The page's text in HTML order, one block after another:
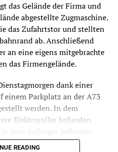
das Gelände der Firma und
abgestellte Zugmaschine.
das Zufahrtstor und stellten
ab. Anschließend
an eine eigens mitgebrachte
das Firmengelände.
dank einer
einem Parkplatz an der A73
werden. In dem
Elektroroller befunden
READING